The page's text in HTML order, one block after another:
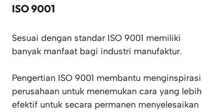
ISO 9001
Sesuai dengan standar ISO 9001 memiliki
banyak manfaat bagi industri manufaktur.
Pengertian ISO 9001 membantu menginspirasi
perusahaan untuk menemukan cara yang lebih
efektif untuk secara permanen menyelesaikan